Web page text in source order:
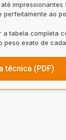
perfeitamente ao
a tabela completa
peso exato de
técnica (PDF)